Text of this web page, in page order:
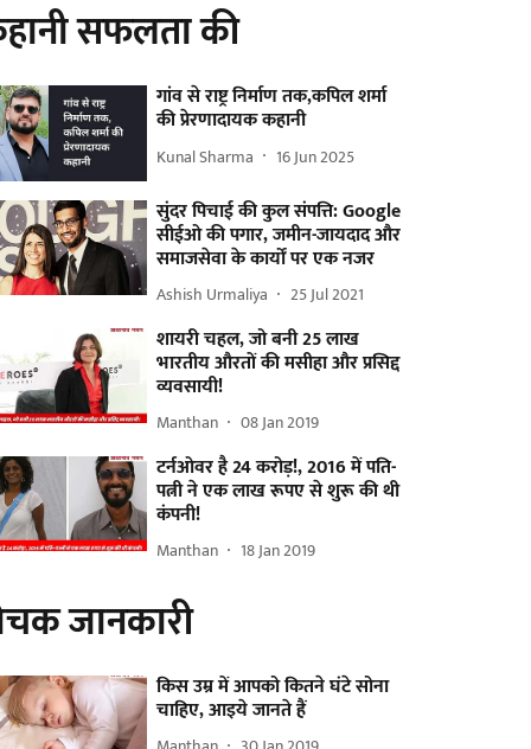
सफलता की
गांव से राष्ट्र निर्माण तक,कपिल शर्मा
की प्रेरणादायक कहानी
Kunal Sharma 16 Jun 2025
सुंदर पिचाई की कुल संपत्ति: Google
सीईओ की पगार, जमीन-जायदाद और
समाजसेवा के कार्यों पर एक नजर
Ashish Urmaliya 25 Jul 2021
शायरी चहल, जो बनी 25 लाख
भारतीय औरतों की मसीहा और प्रसिद्द
व्यवसायी!
Manthan 08 Jan 2019
टर्नओवर है 24 करोड़!, 2016 में पति-
पत्नी ने एक लाख रूपए से शुरू की थी
कंपनी!
Manthan 18 Jan 2019
जानकारी
किस उम्र में आपको कितने घंटे सोना
चाहिए, आइये जानते हैं